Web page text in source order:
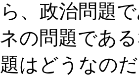
、政治問題
の問題であ
はどうなの